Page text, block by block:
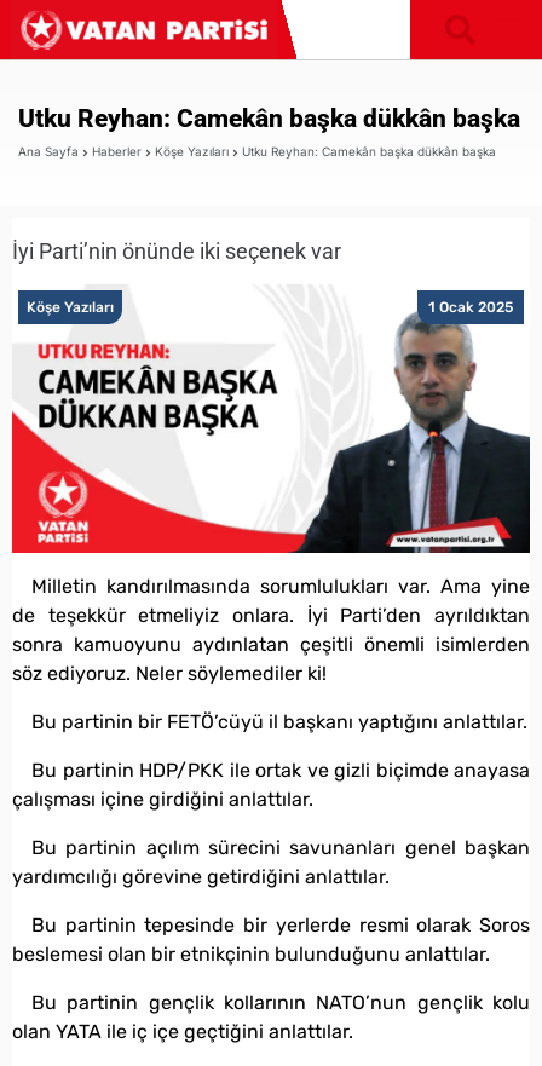
Utku Reyhan: Camekân başka dükkân başka
Ana Sayfa Haberler Köşe Yazıları Utku Reyhan: Camekân başka dükkân başka
İyi Parti’nin önünde iki seçenek var
1 Ocak 2025
Köşe Yazıları
Milletin kandırılmasında sorumlulukları var. Ama yine
de teşekkür etmeliyiz onlara. İyi Parti’den ayrıldıktan
sonra kamuoyunu aydınlatan çeşitli önemli isimlerden
söz ediyoruz. Neler söylemediler ki!
Bu partinin bir FETÖ’cüyü il başkanı yaptığını anlattılar.
Bu partinin HDP/PKK ile ortak ve gizli biçimde anayasa
çalışması içine girdiğini anlattılar.
Bu partinin açılım sürecini savunanları genel başkan
yardımcılığı görevine getirdiğini anlattılar.
Bu partinin tepesinde bir yerlerde resmi olarak Soros
beslemesi olan bir etnikçinin bulunduğunu anlattılar.
Bu partinin gençlik kollarının NATO’nun gençlik kolu
olan YATA ile iç içe geçtiğini anlattılar.